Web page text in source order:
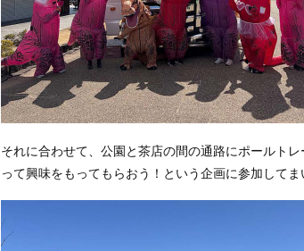
それに合わせて、公園と茶店の間の通路にポールト
って興味をもってもらおう！という企画に参加してま